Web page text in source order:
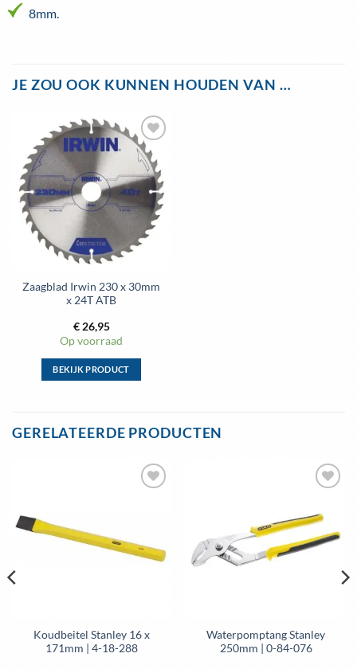
8mm.
JE ZOU OOK KUNNEN HOUDEN VAN …
Toevoegen
aan
wenslijst
Zaagblad Irwin 230 x 30mm
x 24T ATB
€26,95
Op voorraad
BEKIJK PRODUCT
meerdere
worden
GERELATEERDE PRODUCTEN
Koudbeitel Stanley 16 x
171mm | 4-18-288
aan
wenslijst
Waterpomptang Stanley
250mm | 0-84-076